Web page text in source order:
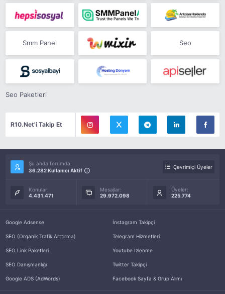
Smm Panel Seo
Seo Paketleri
R10.Net'i Takip Et
Şu anda forumda:
36.282 Kullanıcı Aktif
Çevrimiçi Üyeler
Konular:
4.431.471
Mesajlar:
29.972.098
Üyeler:
225.774
Google Adsense
SEO (Organik Trafik Arttırma)
SEO Link Paketleri
SEO Danışmanlığı
Google ADS (AdWords)
İnstagram Takipçi
Telegram Hizmetleri
Youtube İzlenme
Twitter Takipçi
Facebook Sayfa & Grup Alımı